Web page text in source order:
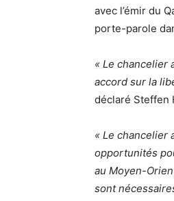
avec l’émir du
porte-parole
« Le chancelier
accord sur la
déclaré Steffen
« Le chancelier
opportunités
au Moyen-
sont